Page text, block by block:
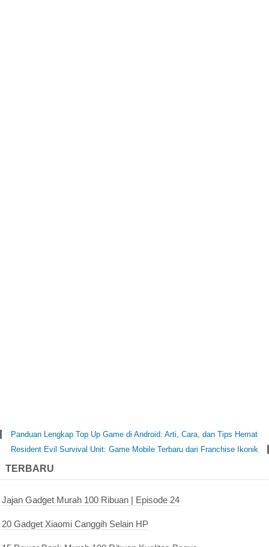
Panduan Lengkap Top Up Game di Android: Arti, Cara, dan Tips Hemat
Resident Evil Survival Unit: Game Mobile Terbaru dari Franchise Ikonik
TERBARU
Jajan Gadget Murah 100 Ribuan | Episode 24
20 Gadget Xiaomi Canggih Selain HP